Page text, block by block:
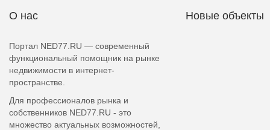
О нас
Портал NED77.RU — современный
функциональный помощник на рынке
недвижимости в интернет-
пространстве.
Для профессионалов рынка и
собственников NED77.RU - это
множество актуальных возможностей,
Новые объекты